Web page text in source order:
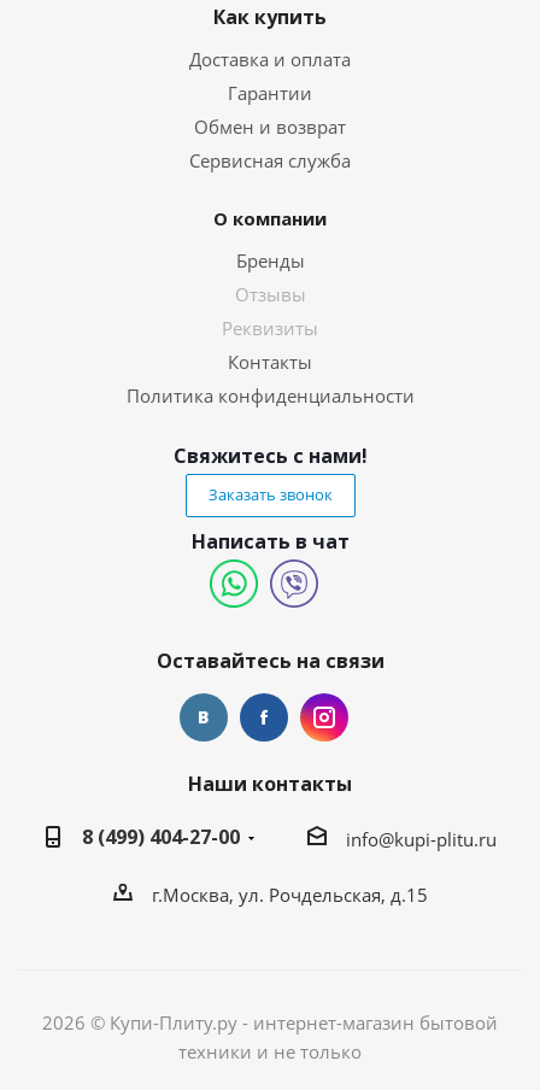
Как купить
Доставка и оплата
Гарантии
Обмен и возврат
Сервисная служба
О компании
Бренды
Отзывы
Реквизиты
Контакты
Политика конфиденциальности
Свяжитесь с нами!
Заказать звонок
Написать в чат
Оставайтесь на связи
Наши контакты
8 (499) 404-27-00
info@kupi-plitu.ru
г.Москва, ул. Рочдельская, д.15
2026 © Купи-Плиту.ру - интернет-магазин бытовой
техники и не только